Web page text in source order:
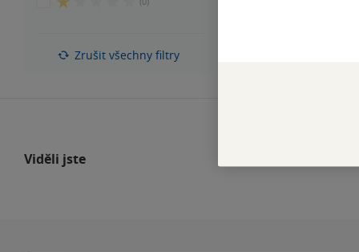
5
Zrušit všechny filtry
Viděli jste